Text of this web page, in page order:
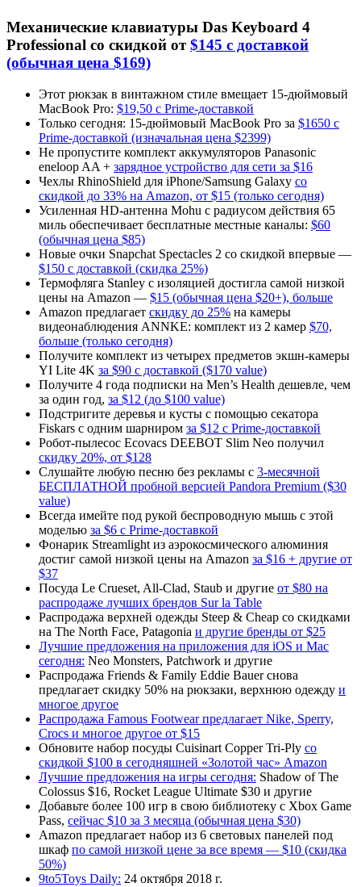
Механические клавиатуры Das Keyboard 4
Professional со скидкой от$145 с доставкой
(обычная цена $169)
Этот рюкзак в винтажном стиле вмещает 15-дюймовый
MacBook Pro: $19,50 с Prime-доставкой
Только сегодня: 15-дюймовый MacBook Pro за $1650 с
Prime-доставкой (изначальная цена $2399)
Не пропустите комплект аккумуляторов Panasonic
eneloop AA + зарядное устройство для сети за $16
Чехлы RhinoShield для iPhone/Samsung Galaxy со
скидкой до 33% на Amazon, от $15 (только сегодня)
Усиленная HD-антенна Mohu с радиусом действия 65
миль обеспечивает бесплатные местные каналы: $60
(обычная цена $85)
Новые очки Snapchat Spectacles 2 со скидкой впервые —
$150 с доставкой (скидка 25%)
Термофляга Stanley с изоляцией достигла самой низкой
цены на Amazon — $15 (обычная цена $20+), больше
Amazon предлагает скидку до 25% на камеры
видеонаблюдения ANNKE: комплект из 2 камер $70,
больше (только сегодня)
Получите комплект из четырех предметов экшн-камеры
YI Lite 4K за $90 с доставкой ($170 value)
Получите 4 года подписки на Men’s Health дешевле, чем
за один год, за $12 (до $100 value)
Подстригите деревья и кусты с помощью секатора
Fiskars с одним шарниром за $12 с Prime-доставкой
Робот-пылесос Ecovacs DEEBOT Slim Neo получил
скидку 20%, от $128
Слушайте любую песню без рекламы с 3-месячной
БЕСПЛАТНОЙ пробной версией Pandora Premium ($30
value)
Всегда имейте под рукой беспроводную мышь с этой
моделью за $6 с Prime-доставкой
Фонарик Streamlight из аэрокосмического алюминия
достиг самой низкой цены на Amazon за $16 + другие от
$37
Посуда Le Crueset, All-Clad, Staub и другие от $80 на
распродаже лучших брендов Sur la Table
Распродажа верхней одежды Steep & Cheap со скидками
на The North Face, Patagonia и другие бренды от $25
Лучшие предложения на приложения для iOS и Mac
сегодня: Neo Monsters, Patchwork и другие
Распродажа Friends & Family Eddie Bauer снова
предлагает скидку 50% на рюкзаки, верхнюю одежду и
многое другое
Распродажа Famous Footwear предлагает Nike, Sperry,
Crocs и многое другое от $15
Обновите набор посуды Cuisinart Copper Tri-Ply со
скидкой $100 в сегодняшней «Золотой час» Amazon
Лучшие предложения на игры сегодня: Shadow of The
Colossus $16, Rocket League Ultimate $30 и другие
Добавьте более 100 игр в свою библиотеку с Xbox Game
Pass, сейчас $10 за 3 месяца (обычная цена $30)
Amazon предлагает набор из 6 световых панелей под
шкаф по самой низкой цене за все время — $10 (скидка
50%)
9to5Toys Daily: 24 октября 2018 г.